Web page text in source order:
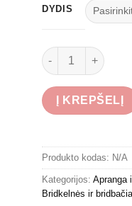
DYDIS
produkto kiekis:
Į KREPŠELĮ
Produkto kodas: N/A
Kategorijos: Apranga
Bridkelnės ir